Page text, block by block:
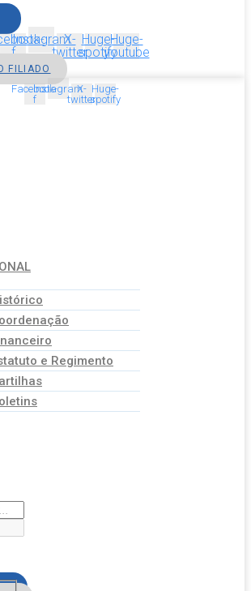
f
InstagramX-
twitter
Huge-
spotify
Huge-
youtube
FILIADO
Facebook-
f
InstagramX-
twitter
Huge-
spotify
e Regimento